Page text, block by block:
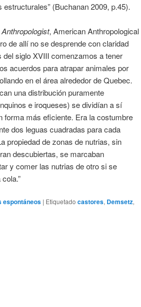
(Buchanan 2009, p.45).
, American Anthropological
de allí no se desprende con claridad
siglo XVIII comenzamos a tener
acuerdos para atrapar animales por
en el área alrededor de Quebec.
una distribución puramente
e iroqueses) se dividían a sí
forma más eficiente. Era la costumbre
dos leguas cuadradas para cada
propiedad de zonas de nutrias, sin
descubiertas, se marcaban
y comer las nutrias de otro si se
espontáneos | Etiquetado castores, Demsetz,